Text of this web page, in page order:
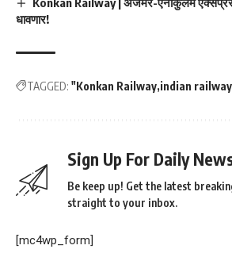
धावणार!
TAGGED: "Konkan Railway indian railway
Sign Up For Daily
Be keep up! Get the latest
straight to your inbox.
[mc4wp_form]